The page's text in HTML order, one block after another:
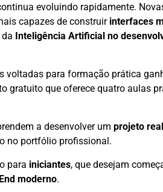
evoluindo rapidamente.
capazes de construir interfaces
Inteligência Artificial no
voltadas para formação prática
gratuito que oferece quatro aulas
a desenvolver um projeto real
no portfólio profissional.
para iniciantes, que desejam
moderno.